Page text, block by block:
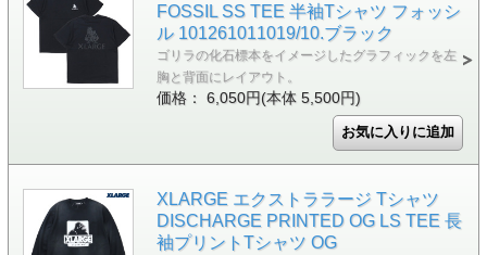
FOSSIL SS TEE 半袖Tシャツ フォッシ
ル 101261011019/10.ブラック
ゴリラの化石標本をイメージしたグラフィックを左
胸と背面にレイアウト。
価格： 6,050円(本体 5,500円)
XLARGE エクストララージ Tシャツ
DISCHARGE PRINTED OG LS TEE 長
袖プリントTシャツ OG